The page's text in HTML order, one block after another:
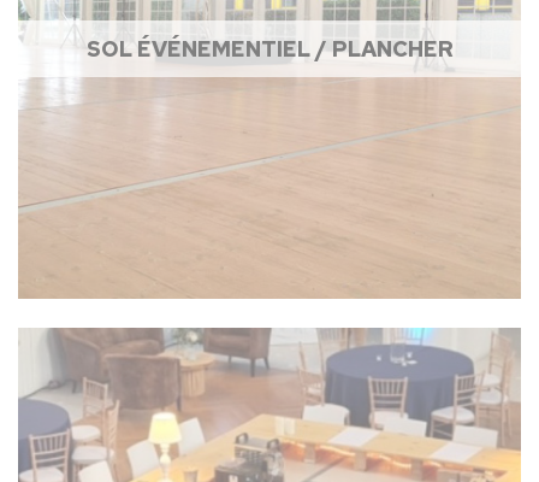
SOL ÉVÉNEMENTIEL / PLANCHER